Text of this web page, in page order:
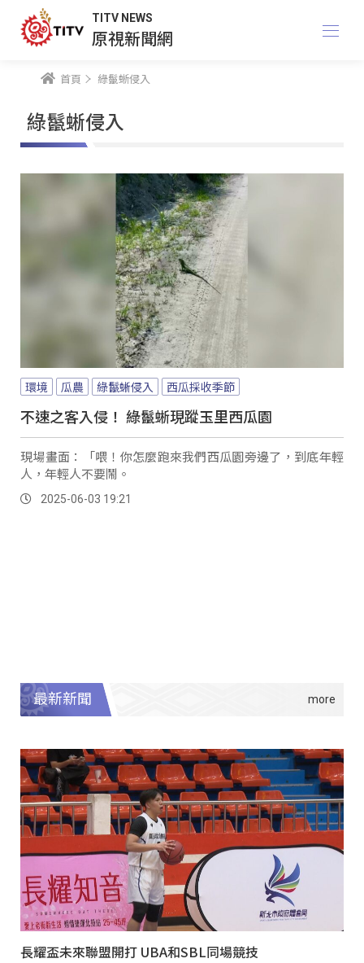
TITV NEWS
原視新聞網
首頁 綠鬣蜥侵入
綠鬣蜥侵入
環境 瓜農 綠鬣蜥侵入 西瓜採收季節
不速之客入侵！ 綠鬣蜥現蹤玉里西瓜園
現場畫面：「喂！你怎麼跑來我們西瓜園旁邊了，到底年輕
人，年輕人不要鬧。
2025-06-03 19:21
最新新聞
長耀盃未來聯盟開打 UBA和SBL同場競技